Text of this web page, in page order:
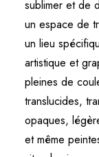
sublimer et de
un espace de
un lieu
artistique et
pleines de
translucides,
opaques,
et même